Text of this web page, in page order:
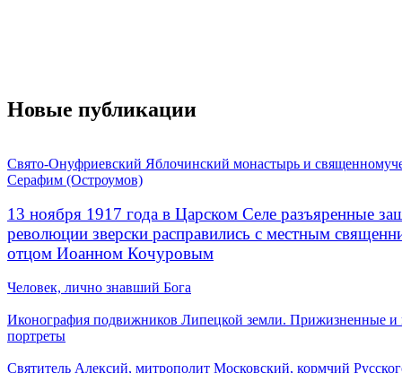
Новые публикации
Свято-Онуфриевский Яблочинский монастырь и
Серафим (Остроумов)
13 ноября 1917 года в Царском Селе разъяренные
революции зверски расправились с местным
отцом Иоанном Кочуровым
Человек, лично знавший Бога
Иконография подвижников Липецкой земли. Прижизненные и
портреты
Святитель Алексий, митрополит Московский, кормчий